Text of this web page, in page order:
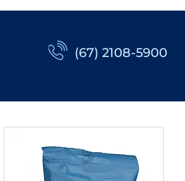
(67) 2108-5900